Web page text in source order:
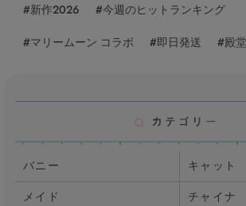
#新作2026 #今週のヒットランキング
#マリームーン コラボ #即日発送 #殿
バニー
キャット
メイド
チャイナ